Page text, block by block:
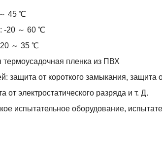
45 ℃
-20 ～ 60 ℃
～ 35 ℃
термоусадочная пленка из ПВХ
защита от короткого замыкания, защита
от электростатического разряда и т. Д.
испытательное оборудование,